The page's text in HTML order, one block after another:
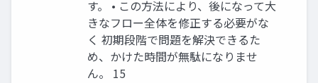
す。 • この方法により、後になって大
きなフロー全体を修正する必要がな
く 初期段階で問題を解決できるた
め、かけた時間が無駄になりませ
ん。 15